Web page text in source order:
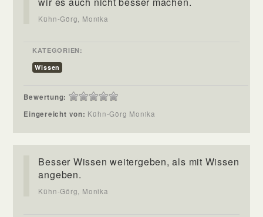
Kühn-Görg, Monika
KATEGORIEN:
Wissen
Bewertung:
Eingereicht von: Kühn-Görg Monika
Besser Wissen weitergeben, als mit Wissen
angeben.
Kühn-Görg, Monika